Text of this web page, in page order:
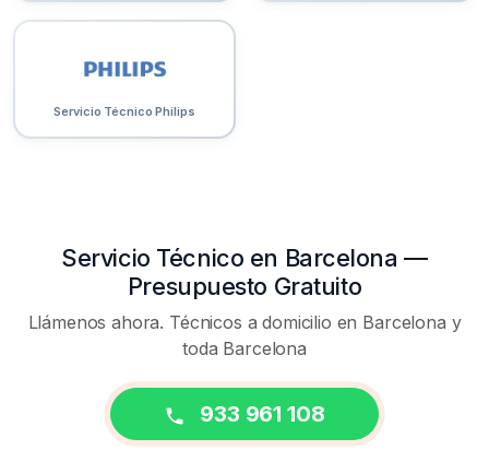
Servicio Técnico Philips
Servicio Técnico en Barcelona —
Presupuesto Gratuito
Llámenos ahora. Técnicos a domicilio en Barcelona y
toda Barcelona
933 961 108